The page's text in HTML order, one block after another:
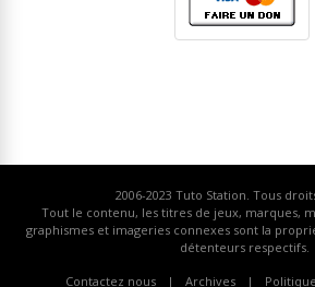
2006-2023 Tuto Station . Tous
Tout le contenu, les titres de jeux, marques,
graphismes et imageries connexes sont la
détenteurs respectifs.
Contactez nous Archives